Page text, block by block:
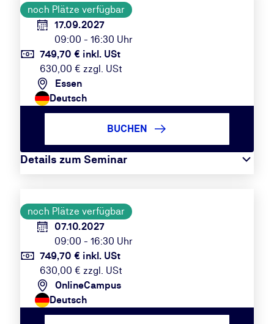
noch Plätze verfügbar
17.09.2027
09:00 - 16:30 Uhr
749,70 € inkl. USt
630,00 € zzgl. USt
Essen
Deutsch
Details zum Seminar
BUCHEN
noch Plätze verfügbar
07.10.2027
09:00 - 16:30 Uhr
749,70 € inkl. USt
630,00 € zzgl. USt
OnlineCampus
Deutsch